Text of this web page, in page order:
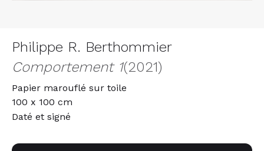
Philippe R. Berthommier
Comportement 1(2021)
Papier marouflé sur toile
100 x 100 cm
Daté et signé